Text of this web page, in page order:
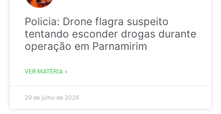
Policia: Drone flagra suspeito
tentando esconder drogas durante
operação em Parnamirim
VER MATÉRIA »
29 de julho de 2026